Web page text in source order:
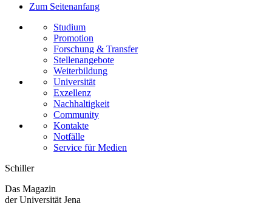
Zum Seitenanfang
Studium
Promotion
Forschung & Transfer
Stellenangebote
Weiterbildung
Universität
Exzellenz
Nachhaltigkeit
Community
Kontakte
Notfälle
Service für Medien
Schiller
Das Magazin
der Universität Jena